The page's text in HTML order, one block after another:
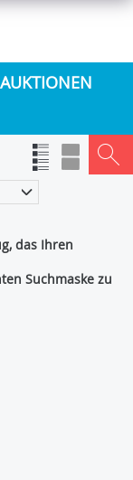
das Ihren
Suchmaske zu